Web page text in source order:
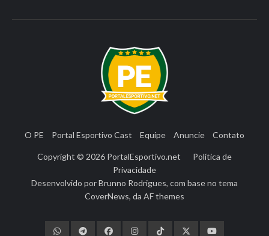
O PE Portal Esportivo Cast Equipe Anuncie Contato
Copyright © 2026 PortalEsportivo.net
Política de
Privacidade
Desenvolvido porBrunno Rodrigues, com base no tema
CoverNews, da AF themes